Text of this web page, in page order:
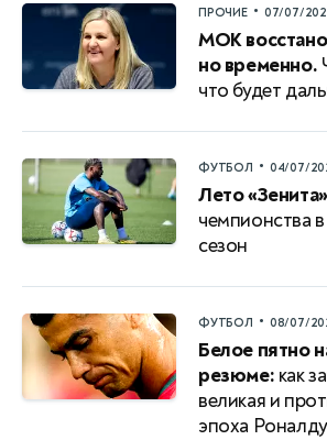
ПРОЧИЕ • 07/07/
МОК
но временно.
что будет
ФУТБОЛ • 04/07/
Лето
чемпионства
сезон
ФУТБОЛ • 08/07/
Белое пятно
резюме: как
великая и
эпоха